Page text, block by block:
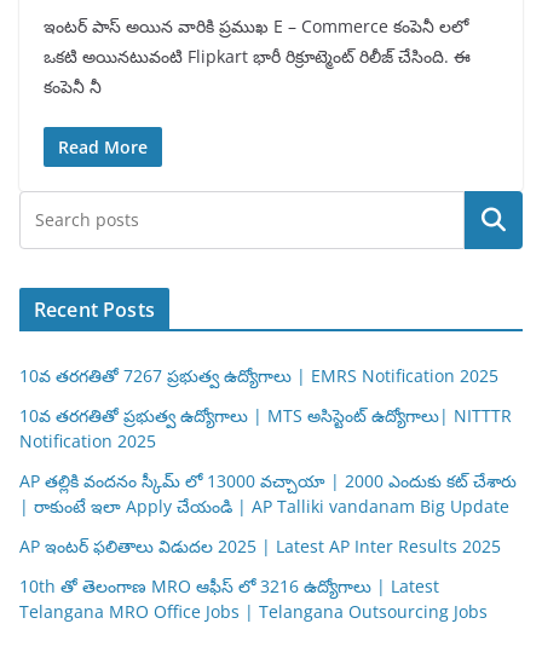
ఇంటర్ పాస్ అయిన వారికి ప్రముఖ E – Commerce కంపెనీ లలో
ఒకటి అయినటువంటి Flipkart భారీ రిక్రూట్మెంట్ రిలీజ్ చేసింది. ఈ
కంపెనీ నీ
Read More
Search
Recent Posts
10వ తరగతితో 7267 ప్రభుత్వ ఉద్యోగాలు | EMRS Notification 2025
10వ తరగతితో ప్రభుత్వ ఉద్యోగాలు | MTS అసిస్టెంట్ ఉద్యోగాలు| NITTTR
Notification 2025
AP తల్లికి వందనం స్కీమ్ లో 13000 వచ్చాయా | 2000 ఎందుకు కట్ చేశారు
| రాకుంటే ఇలా Apply చేయండి | AP Talliki vandanam Big Update
AP ఇంటర్ ఫలితాలు విడుదల 2025 | Latest AP Inter Results 2025
10th తో తెలంగాణ MRO ఆఫీస్ లో 3216 ఉద్యోగాలు | Latest
Telangana MRO Office Jobs | Telangana Outsourcing Jobs